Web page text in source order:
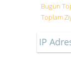
Bugün
Toplam
IP